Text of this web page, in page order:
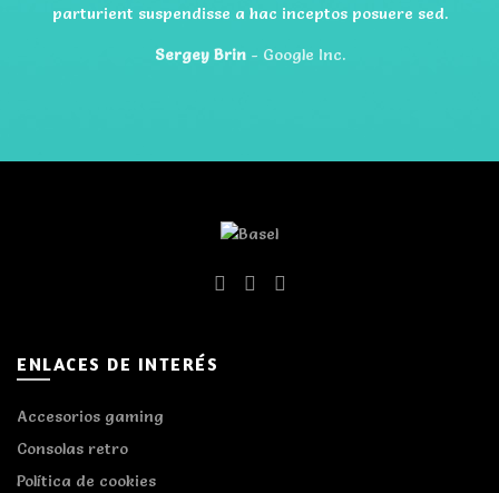
parturient suspendisse a hac inceptos posuere sed.
Sergey Brin Google Inc.
ENLACES DE INTERÉS
Accesorios gaming
Consolas retro
Política de cookies